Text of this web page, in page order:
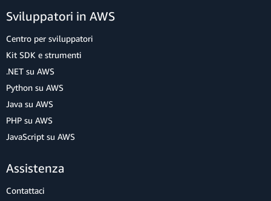
Sviluppatori in AWS
Centro per sviluppatori
Kit SDK e strumenti
.NET su AWS
Python su AWS
Java su AWS
PHP su AWS
JavaScript su AWS
Assistenza
Contattaci